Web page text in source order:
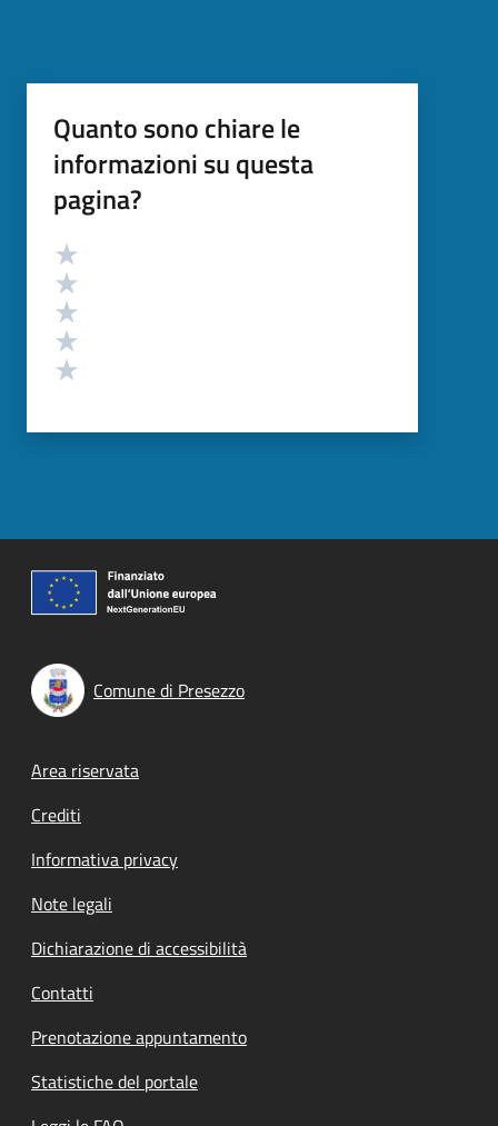
Quanto sono chiare le
informazioni su questa
pagina?
Valutazione
Comune di Presezzo
Footer menu
Area riservata
Crediti
Informativa privacy
Note legali
Dichiarazione di accessibilità
Contatti
Prenotazione appuntamento
Statistiche del portale